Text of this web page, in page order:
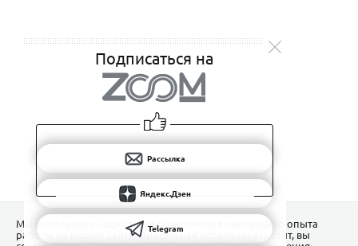
Подписаться на
Рассылка
Яндекс.Дзен
Telegram
Мы используем Сookies для обеспечения наилучшего опыта
работы на нашем сайте. Продолжая использовать сайт, вы